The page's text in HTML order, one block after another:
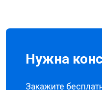
Нужна
Закажите